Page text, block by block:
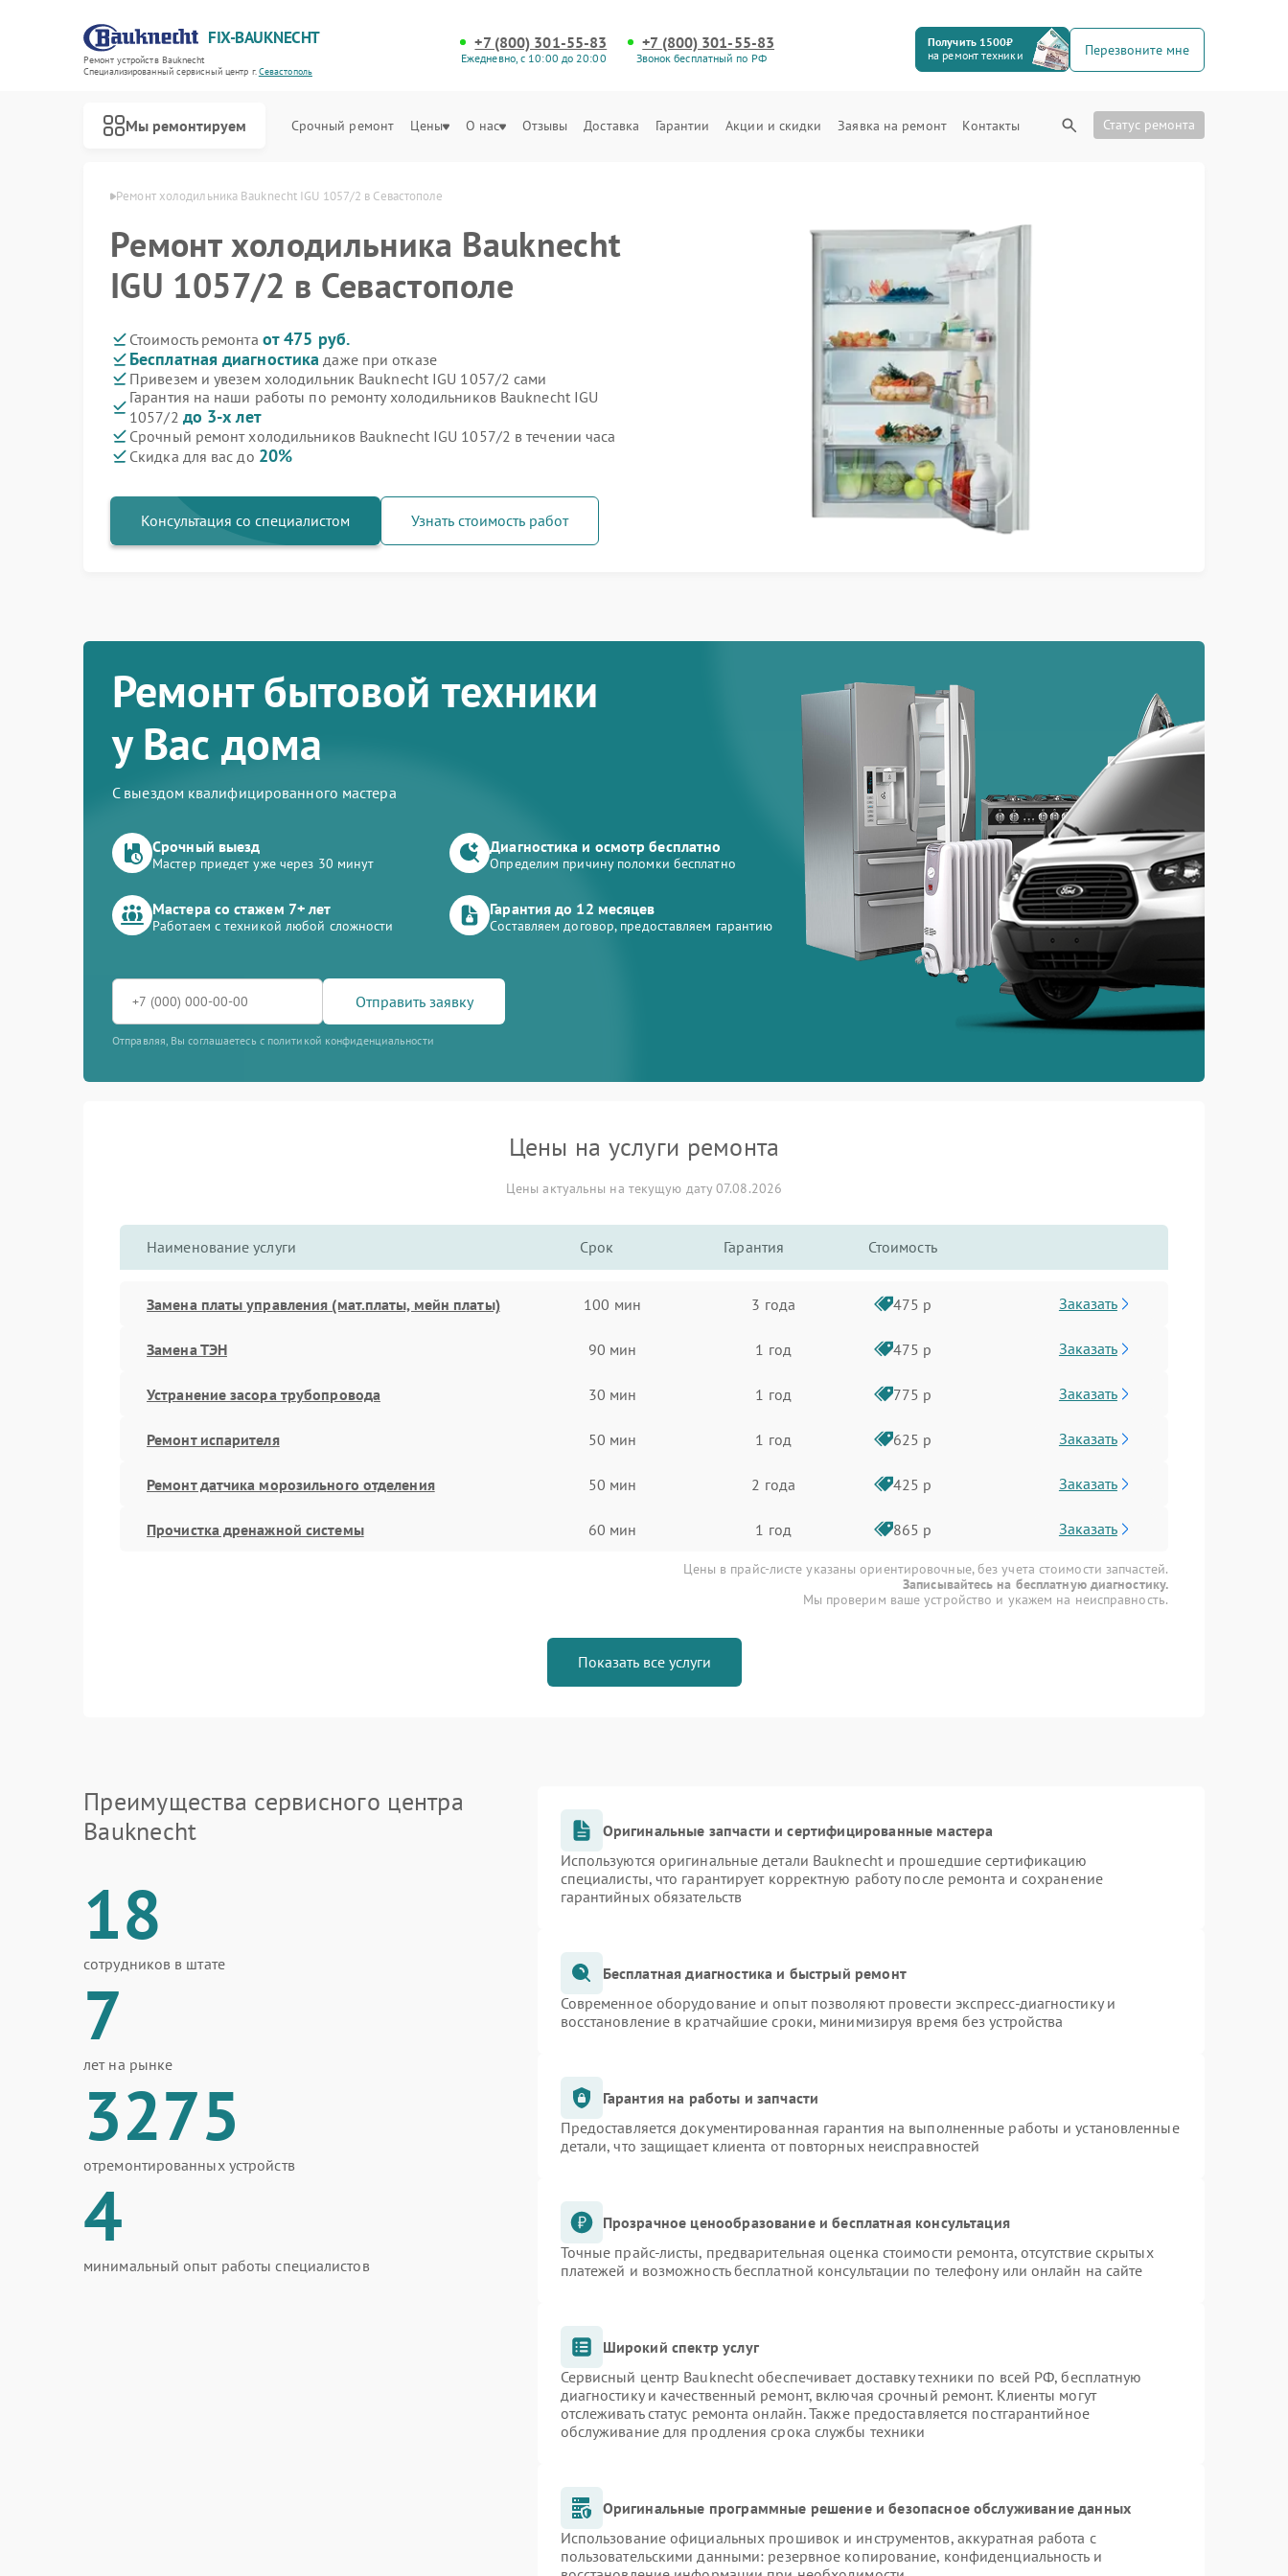
FIX-BAUKNECHT
Ремонт устройств Bauknecht
Специализированный cервисный центр г.Севастополь
+7 (800) 301-55-83
Ежедневно, с 10:00 до 20:00
+7 (800) 301-55-83
Звонок бесплатный по РФ
Получить 1500₽
на ремонт техники
Перезвоните мне
Мы ремонтируем Срочный ремонт Цены О нас Отзывы Доставка Гарантии Акции и скидки Заявка на ремонт Контакты Статус ремонта
в Севастополе Ремонт холодильника Bauknecht IGU 1057/2 в Севастополе
Ремонт холодильника Bauknecht
IGU 1057/2 в Севастополе
Стоимость ремонта от 475 руб.
Бесплатная диагностика даже при отказе
Привезем и увезем холодильник Bauknecht IGU 1057/2 сами
Гарантия на наши работы по ремонту холодильников Bauknecht IGU
1057/2 до 3-х лет
Срочный ремонт холодильников Bauknecht IGU 1057/2 в течении часа
Скидка для вас до 20%
Консультация со специалистом Узнать стоимость работ
Ремонт бытовой техники
у Вас дома
С выездом квалифицированного мастера
Срочный выезд
Мастер приедет уже через 30 минут
Диагностика и осмотр бесплатно
Определим причину поломки бесплатно
Мастера со стажем 7+ лет
Работаем с техникой любой сложности
Гарантия до 12 месяцев
Составляем договор, предоставляем гарантию
Отправить заявку
Отправляя, Вы соглашаетесь с политикой конфиденциальности
Цены на услуги ремонта
Цены актуальны на текущую дату 07.08.2026
Наименование услуги Срок Гарантия Стоимость
Замена платы управления (мат.платы, мейн платы) 100 мин 3 года 475 р Заказать
Замена ТЭН 90 мин 1 год 475 р Заказать
Устранение засора трубопровода 30 мин 1 год 775 р Заказать
Ремонт испарителя 50 мин 1 год 625 р Заказать
Ремонт датчика морозильного отделения 50 мин 2 года 425 р Заказать
Прочистка дренажной системы 60 мин 1 год 865 р Заказать
Цены в прайс-листе указаны ориентировочные, без учета стоимости запчастей.
Записывайтесь на бесплатную диагностику.
Мы проверим ваше устройство и укажем на неисправность.
Показать все услуги
Преимущества сервисного центра
Bauknecht
18
сотрудников в штате
7
лет на рынке
3275
отремонтированных устройств
4
минимальный опыт работы специалистов
Оригинальные запчасти и сертифицированные мастера
Используются оригинальные детали Bauknecht и прошедшие сертификацию
специалисты, что гарантирует корректную работу после ремонта и сохранение
гарантийных обязательств
Бесплатная диагностика и быстрый ремонт
Современное оборудование и опыт позволяют провести экспресс-диагностику и
восстановление в кратчайшие сроки, минимизируя время без устройства
Гарантия на работы и запчасти
Предоставляется документированная гарантия на выполненные работы и установленные
детали, что защищает клиента от повторных неисправностей
Прозрачное ценообразование и бесплатная консультация
Точные прайс-листы, предварительная оценка стоимости ремонта, отсутствие скрытых
платежей и возможность бесплатной консультации по телефону или онлайн на сайте
Широкий спектр услуг
Сервисный центр Bauknecht обеспечивает доставку техники по всей РФ, бесплатную
диагностику и качественный ремонт, включая срочный ремонт. Клиенты могут
отслеживать статус ремонта онлайн. Также предоставляется постгарантийное
обслуживание для продления срока службы техники
Оригинальные программные решение и безопасное обслуживание данных
Использование официальных прошивок и инструментов, аккуратная работа с
пользовательскими данными: резервное копирование, конфиденциальность и